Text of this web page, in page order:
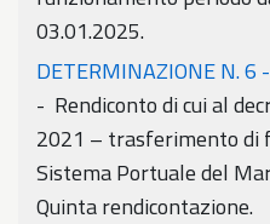
03.01.2025.
DETERMINAZIONE N. 6
- Rendiconto di cui al
2021 – trasferimento di
Sistema Portuale del
Quinta rendicontazione.